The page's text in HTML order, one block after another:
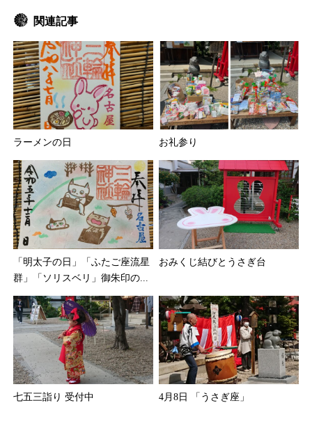
関連記事
ラーメンの日 お礼参り
「明太子の日」「ふたご座流星
群」「ソリスベリ」御朱印の...
おみくじ結びとうさぎ台
七五三詣り 受付中 4月8日 「うさぎ座」